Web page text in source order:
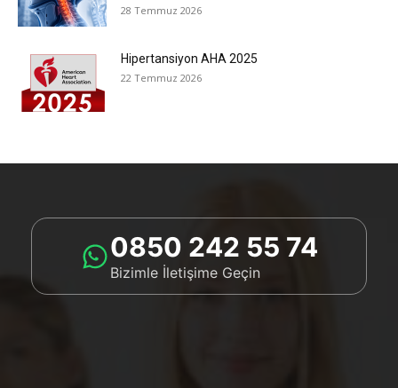
28 Temmuz 2026
Hipertansiyon AHA 2025
22 Temmuz 2026
0850 242 55 74
Bizimle İletişime Geçin